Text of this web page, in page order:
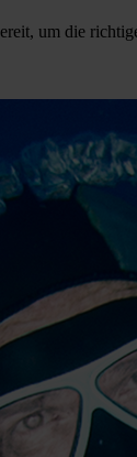
um die